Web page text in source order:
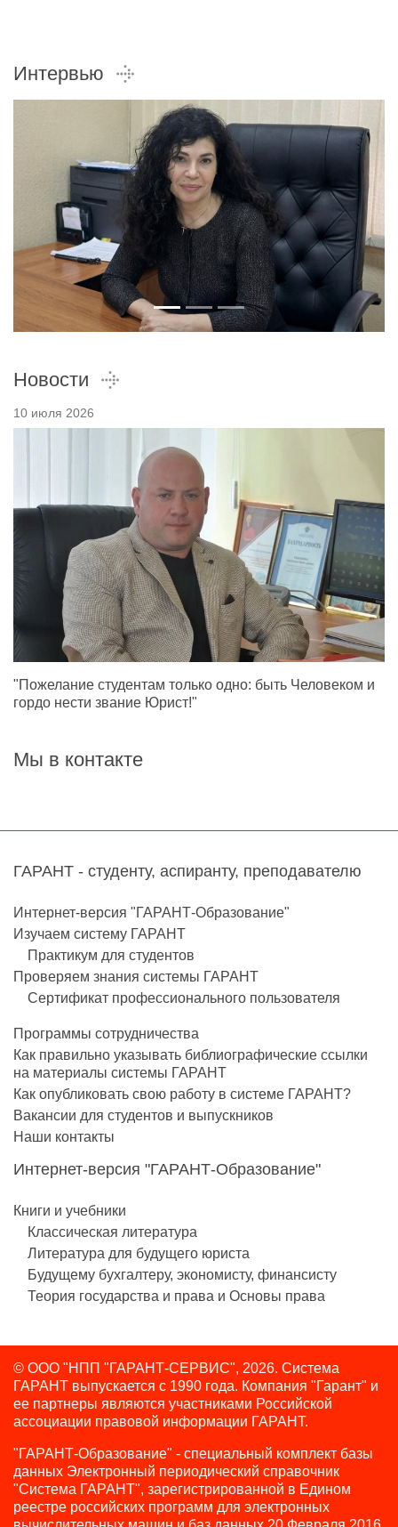
Интервью
Новости
10 июля 2026
"Пожелание студентам только одно: быть Человеком и
гордо нести звание Юрист!"
Мы в контакте
ГАРАНТ - студенту, аспиранту, преподавателю
Интернет-версия "ГАРАНТ-Образование"
Изучаем систему ГАРАНТ
Практикум для студентов
Проверяем знания системы ГАРАНТ
Сертификат профессионального пользователя
Программы сотрудничества
Как правильно указывать библиографические ссылки
на материалы системы ГАРАНТ
Как опубликовать свою работу в системе ГАРАНТ?
Вакансии для студентов и выпускников
Наши контакты
Интернет-версия "ГАРАНТ-Образование"
Книги и учебники
Классическая литература
Литература для будущего юриста
Будущему бухгалтеру, экономисту, финансисту
Теория государства и права и Основы права
© ООО "НПП "ГАРАНТ-СЕРВИС", 2026. Система
ГАРАНТ выпускается с 1990 года. Компания "Гарант" и
ее партнеры являются участниками Российской
ассоциации правовой информации ГАРАНТ.
"ГАРАНТ-Образование" - специальный комплект базы
данных Электронный периодический справочник
"Система ГАРАНТ", зарегистрированной в Едином
реестре российских программ для электронных